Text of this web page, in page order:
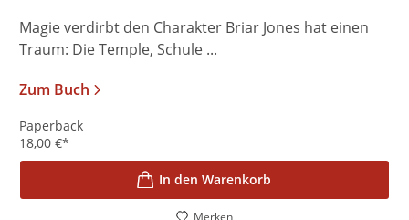
Magie verdirbt den Charakter Briar Jones hat einen
Traum: Die Temple, Schule ...
Zum Buch
Paperback
18,00 €*
In den Warenkorb